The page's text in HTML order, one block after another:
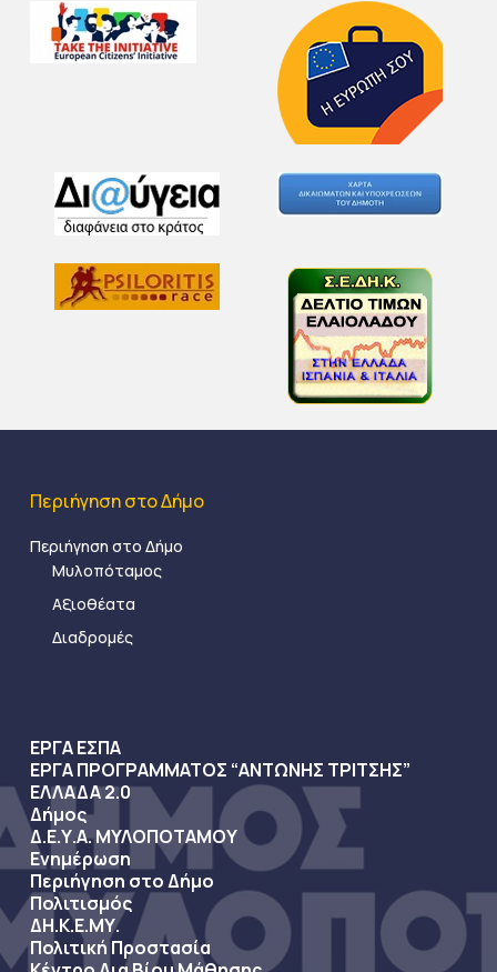
Περιήγηση στο Δήμο
Περιήγηση στο Δήμο
Μυλοπόταμος
Αξιοθέατα
Διαδρομές
ΕΡΓΑ ΕΣΠΑ
ΕΡΓΑ ΠΡΟΓΡΑΜΜΑΤΟΣ “ΑΝΤΩΝΗΣ ΤΡΙΤΣΗΣ”
ΕΛΛΑΔΑ 2.0
Δήμος
Δ.Ε.Υ.Α. ΜΥΛΟΠΟΤΑΜΟΥ
Ενημέρωση
Περιήγηση στο Δήμο
Πολιτισμός
ΔΗ.Κ.Ε.ΜΥ.
Πολιτική Προστασία